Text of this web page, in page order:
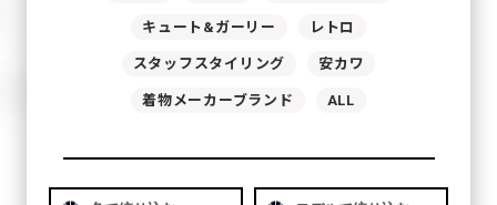
キュート&ガーリー レトロ
スタッフスタイリング 安カワ
着物メーカーブランド ALL